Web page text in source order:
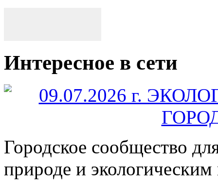
Интересное в сети
Городское сообщество
природе и